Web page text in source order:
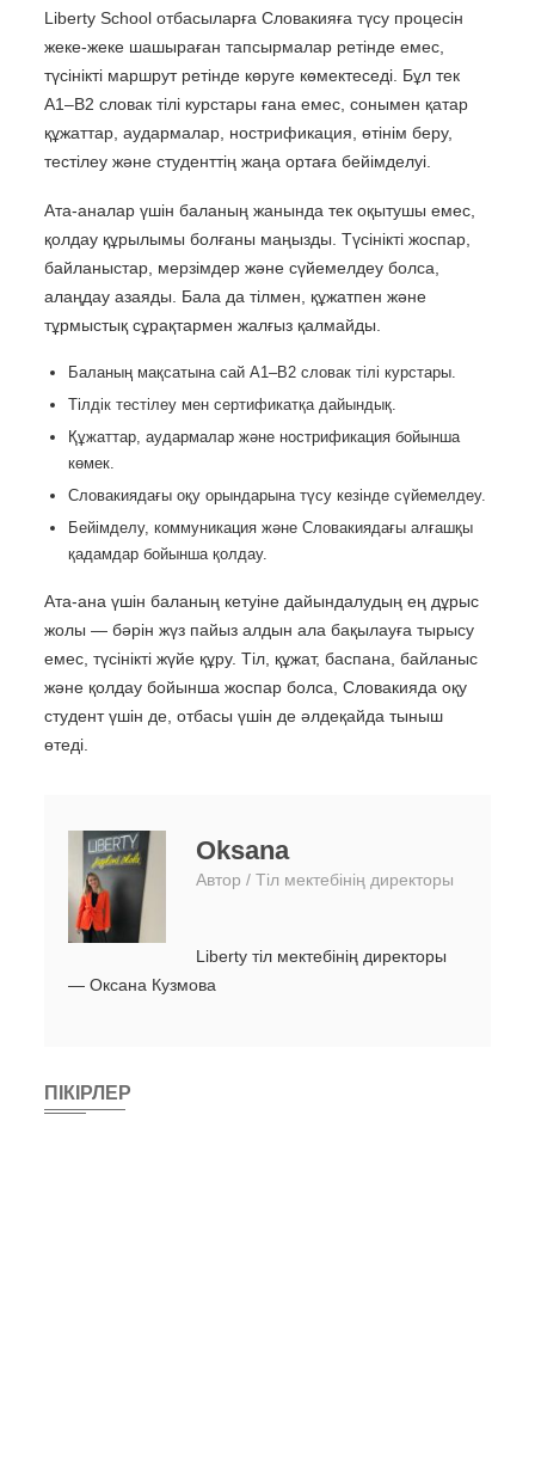
Liberty School отбасыларға Словакияға түсу процесін
жеке-жеке шашыраған тапсырмалар ретінде емес,
түсінікті маршрут ретінде көруге көмектеседі. Бұл тек
A1–B2 словак тілі курстары ғана емес, сонымен қатар
құжаттар, аудармалар, нострификация, өтінім беру,
тестілеу және студенттің жаңа ортаға бейімделуі.
Ата-аналар үшін баланың жанында тек оқытушы емес,
қолдау құрылымы болғаны маңызды. Түсінікті жоспар,
байланыстар, мерзімдер және сүйемелдеу болса,
алаңдау азаяды. Бала да тілмен, құжатпен және
тұрмыстық сұрақтармен жалғыз қалмайды.
Баланың мақсатына сай A1–B2 словак тілі курстары.
Тілдік тестілеу мен сертификатқа дайындық.
Құжаттар, аудармалар және нострификация бойынша
көмек.
Словакиядағы оқу орындарына түсу кезінде сүйемелдеу.
Бейімделу, коммуникация және Словакиядағы алғашқы
қадамдар бойынша қолдау.
Ата-ана үшін баланың кетуіне дайындалудың ең дұрыс
жолы — бәрін жүз пайыз алдын ала бақылауға тырысу
емес, түсінікті жүйе құру. Тіл, құжат, баспана, байланыс
және қолдау бойынша жоспар болса, Словакияда оқу
студент үшін де, отбасы үшін де әлдеқайда тыныш
өтеді.
Oksana
Автор / Тіл мектебінің директоры
Liberty тіл мектебінің директоры
— Оксана Кузмова
ПІКІРЛЕР